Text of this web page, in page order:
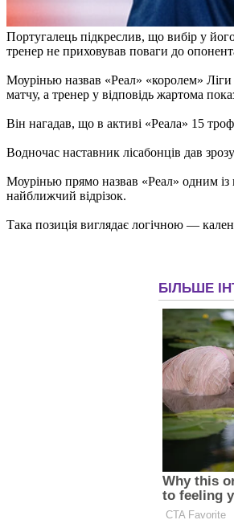
Португалець підкреслив, що вибір у
тренер не приховував поваги до
Моурінью назвав «Реал» «королем»
матчу, а тренер у відповідь жартома
Він нагадав, що в активі «Реала» 15
Водночас наставник лісабонців дав
Моурінью прямо назвав «Реал» одним із
найближчий відрізок.
Така позиція виглядає логічною —